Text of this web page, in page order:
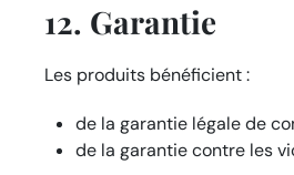
12. Garantie
Les produits bénéficient :
de la garantie légale de
de la garantie contre les